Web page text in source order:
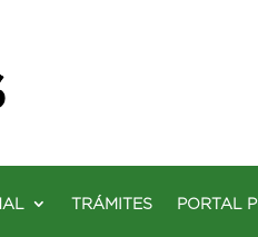
TRÁMITES PORTAL